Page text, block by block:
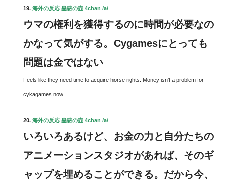
19. 海外の反応 蠱惑の壺 4chan /a/
ウマの権利を獲得するのに時間が必要なの
かなって気がする。Cygamesにとっても
問題は金ではない
Feels like they need time to acquire horse rights. Money isn’t a problem for
cykagames now.
20. 海外の反応 蠱惑の壺 4chan /a/
いろいろあるけど、お金の力と自分たちの
アニメーションスタジオがあれば、そのギ
ャップを埋めることができる。だから今、